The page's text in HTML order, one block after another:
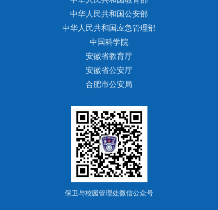
中华人民共和国公安部
中华人民共和国应急管理部
中国科学院
安徽省教育厅
安徽省公安厅
合肥市公安局
保卫与校园管理处微信公众号